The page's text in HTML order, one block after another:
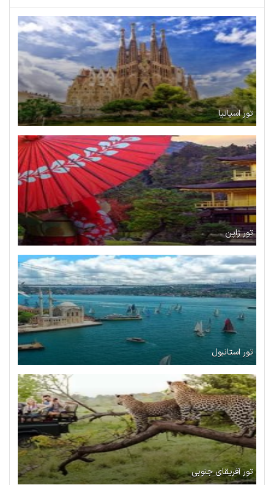
تور اسپانیا
تور ژاپن
تور استانبول
تور آفریقای جنوبی